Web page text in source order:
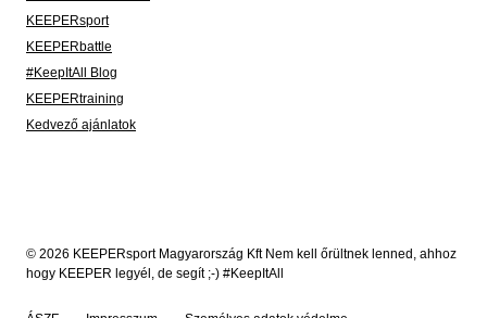
KEEPERsport
KEEPERbattle
#KeepItAll Blog
KEEPERtraining
Kedvező ajánlatok
© 2026 KEEPERsport Magyarország Kft Nem kell őrültnek lenned, ahhoz
hogy KEEPER legyél, de segít ;-) #KeepItAll